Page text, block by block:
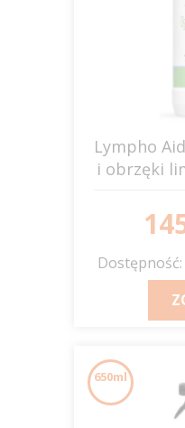
Lympho
i obrzęki
650ml